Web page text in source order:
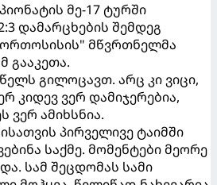
მე-17 ტურში
დამარცხების შემდეგ
მწვრთნელმა
გააკეთა.
გილოცავთ. არც კი ვიცი,
კიდევ ვერ დამიჯერებია,
ვერ ამიხსნია.
პირველივე ტაიმში
საქმე. მომენტები მეორე
სამ შეცდომას სამი